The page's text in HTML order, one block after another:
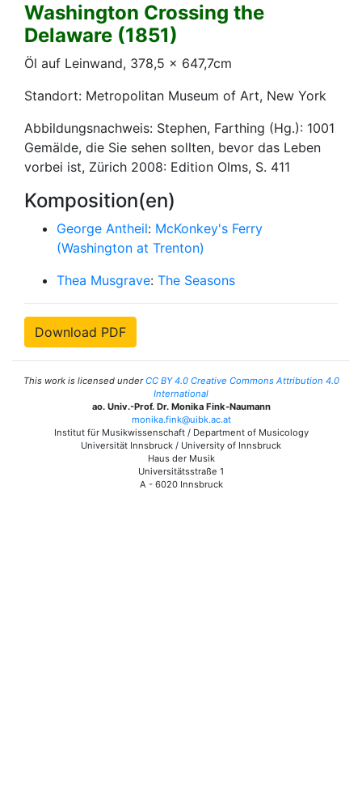
Washington Crossing the
Delaware (1851)
Öl auf Leinwand, 378,5 x 647,7cm
Standort: Metropolitan Museum of Art, New York
Abbildungsnachweis: Stephen, Farthing (Hg.): 1001
Gemälde, die Sie sehen sollten, bevor das Leben
vorbei ist, Zürich 2008: Edition Olms, S. 411
Komposition(en)
George Antheil: McKonkey's Ferry
(Washington at Trenton)
Thea Musgrave: The Seasons
Download PDF
This work is licensed underCC BY 4.0 Creative Commons Attribution 4.0
International
ao. Univ.-Prof. Dr. Monika Fink-Naumann
monika.fink@uibk.ac.at
Institut für Musikwissenschaft / Department of Musicology
Universität Innsbruck / University of Innsbruck
Haus der Musik
Universitätsstraße 1
A - 6020 Innsbruck